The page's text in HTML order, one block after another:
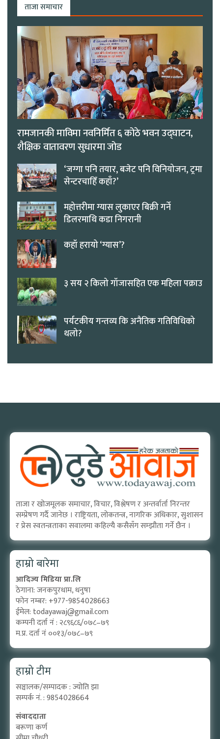
ताजा समाचार
रामजानकी माविमा नवनिर्मित ६ कोठे भवन उद्घाटन,
शैक्षिक वातावरण सुधारमा जोड
‘जग्गा पनि तयार, बजेट पनि विनियोजन, ट्रमा
सेन्टरचाहिँ कहाँ?’
महोत्तरीमा ग्यास लुकाएर बिक्री गर्ने
डिलरमाथि कडा निगरानी
कहाँ हरायो ‘ग्यास’?
३ सय २ किलो गाँजासहित एक महिला पक्राउ
पर्यटकीय गन्तव्य कि अनैतिक गतिविधिको
थलो?
ताजा र खोजमूलक समाचार, विचार, विश्लेषण र अन्तर्वार्ता निरन्तर
सम्प्रेषण गर्दै जानेछ । राष्ट्रियता, लोकतन्त्र, नागरिक अधिकार, सुशासन
र प्रेस स्वतन्त्रताका सवालमा कहिल्यै कसैसँग सम्झौता गर्ने छैन ।
हाम्रो बारेमा
आदिज्य मिडिया प्रा.लि
ठेगाना: जनकपुरधाम, धनुषा
फोन नम्बर: +977-9854028663
ईमेल: todayawaj@gmail.com
कम्पनी दर्ता नं : २८९६८६/०७८–७९
म.प्र. दर्ता नं ००१३/०७८–७९
हाम्रो टीम
सञ्चालक/सम्पादक : ज्योति झा
सम्पर्क नं. : 9854028664
संवाददाता
बरूणा कर्ण